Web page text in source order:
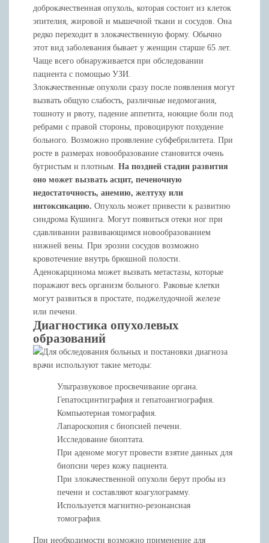
доброкачественная опухоль, которая состоит из клеток
эпителия, жировой и мышечной ткани и сосудов. Она
редко переходит в злокачественную форму. Обычно
этот вид заболевания бывает у женщин старше 65 лет.
Чаще всего обнаруживается при обследовании
пациента с помощью УЗИ.
Злокачественные опухоли сразу после появления могут
вызвать общую слабость, различные недомогания,
тошноту и рвоту, падение аппетита, ноющие боли под
ребрами с правой стороны, провоцируют похудение
больного. Возможно проявление субфебрилитета. При
росте в размерах новообразование становится очень
бугристым и плотным. На поздней стадии развития
оно может вызвать асцит, печеночную
недостаточность, анемию, желтуху или
интоксикацию. Опухоль может привести к развитию
синдрома Кушинга. Могут появиться отеки ног при
сдавливании развивающимся новообразованием
нижней вены. При эрозии сосудов возможно
кровотечение внутрь брюшной полости.
Аденокарцинома может вызвать метастазы, которые
поражают весь организм больного. Раковые клетки
могут развиться в простате, поджелудочной железе
или печени.
Диагностика опухолевых
образований
Для обследования больных и постановки диагноза
врачи используют такие методы:
Ультразвуковое просвечивание органа.
Гепатосцинтиграфия и гепатоангиография.
Компьютерная томография.
Лапароскопия с биопсией печени.
Исследование биоптата.
При аденоме могут провести взятие данных для
биопсии через кожу пациента.
При злокачественной опухоли берут пробы из
печени и составляют коагулограмму.
Используется магнитно-резонансная
томография.
При необходимости возможно применение для